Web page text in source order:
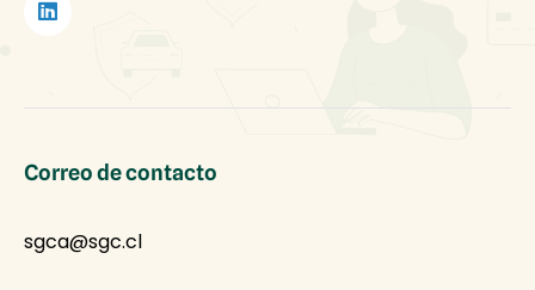
Correo de contacto
sgca@sgc.cl